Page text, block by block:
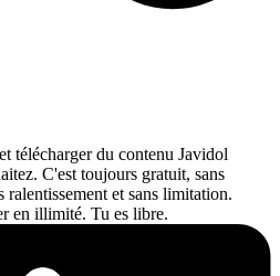
télécharger du contenu Javidol
C'est toujours gratuit, sans
ralentissement et sans limitation.
en illimité. Tu es libre.